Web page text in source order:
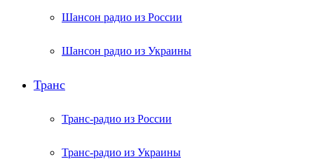
Шансон радио из России
Шансон радио из Украины
Транс
Транс-радио из России
Транс-радио из Украины